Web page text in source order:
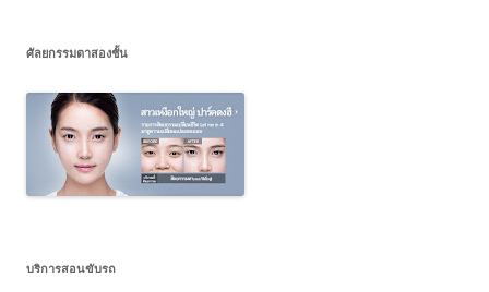
ศัลยกรรมตาสองชั้น
บริการสอนขับรถ